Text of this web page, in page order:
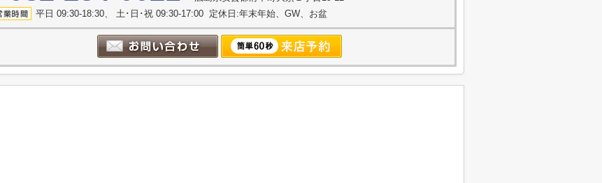
平日 09:30-18:30、 土･日･祝 09:30-17:00 定休日:年末年始、GW、お盆